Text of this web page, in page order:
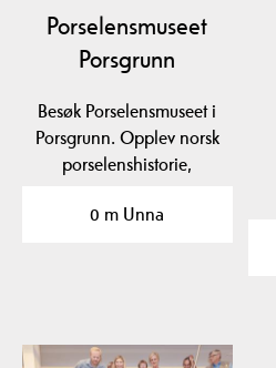
Porselensmuseet
Porsgrunn
Besøk Porselensmuseet i
Porsgrunn. Opplev norsk
porselenshistorie,
0 m Unna